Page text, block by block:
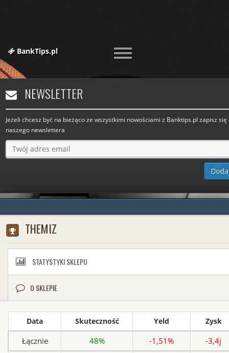
BankTips.pl
NEWSLETTER
Jeżeli chcesz być na bieżąco ze wszystkimi nowościami z Banktips.pl zapisz się
naszego newslettera
THEMIZ
STATYSTYKI SKLEPU
O SKLEPIE
Data Skuteczność Yeld Zysk
Łącznie 48% -1,51%
-3,4j